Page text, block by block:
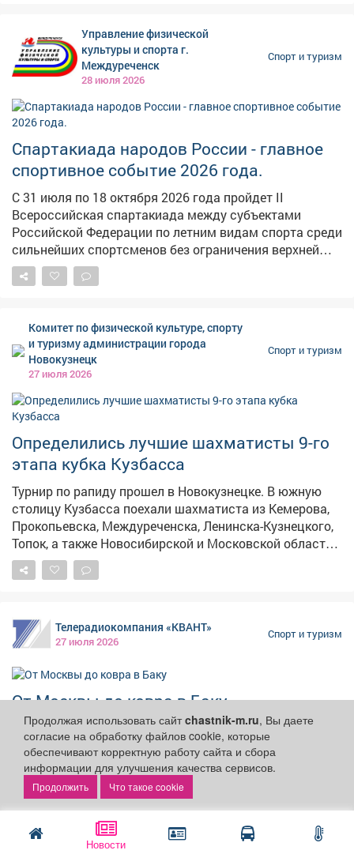
Новости
этапом на пути к формированию сборных команд
страны для участия в летних Олимпийских играх 2028
года. В программу вошли соревнования по 44 видам
спорта. Старты примут семь регионов России на 43
спортивных объектах в 16 населённых пунктах. Всего
будет разыграно 350 комплектов наград и три
командных кубка. Ожидается участие более 9 400
спортсменов, подготовку которых обеспечивают
свыше 3 200 тренеров, а соревнования будут
обслуживать более 1 800 спортивных судей. Столицей
Спартакиады народов России в 2026 году станет
Екатеринбург. Именно здесь 8 августа состоится
торжественная церемония открытия соревнований.
Следить за новостями, расписанием и результатами
можно на официальных ресурсах Спартакиады: •
сайт: fd-sport.ru/spartakiada; • сообщество во
max.ru/id77037712....
Управление физической
культуры и спорта г.
Междуреченск
28 июля 2026
Спорт и туризм
Спартакиада народов России - главное
спортивное событие 2026 года.
С 31 июля по 18 октября 2026 года пройдет II
Всероссийская спартакиада между субъектами
Российской Федерации по летним видам спорта среди
сильнейших спортсменов без ограничения верхней
границы возраста - «Спартакиада народов России».
Следите за новостями, расписанием соревнований и
ресурсах Спартакиады: МАХ: max.ru/id77037712...
ВКонтакте: vk.ru/spartakiada2026 Официальный сайт:
fd-sport.ru/spartakiada
Комитет по физической культуре, спорту
и туризму администрации города
Новокузнецк
27 июля 2026
Спорт и туризм
Определились лучшие шахматисты 9-го
этапа кубка Кузбасса
Турнир по рапиду прошел в Новокузнецке. В южную
столицу Кузбасса поехали шахматиста из Кемерова,
Прокопьевска, Междуреченска, Ленинска-Кузнецкого,
Топок, а также Новосибирской и Московской областей.
Всего за титул лучшего боролись 52 спортсмена
разного возраста и уровня подготовки, которые
Андреенко (Новокузнецк) - 7 🥉Даниил Дубограев
(Прокопьевск) - 7 Победители в различных категориях:
женщины - Дарья Хомяк (Кемерово) юноши -
Мирослав Ширяев (Прокопьевск) ветераны - Тамара
Сорокина (женский международный мастер,
Новокузнецк)
Телерадиокомпания «КВАНТ»
27 июля 2026
Спорт и туризм
От Москвы до ковра в Баку
Азербайджан готовится принять Первенство Мира по
вольной борьбе среди спортсменов до 18-ти лет.
Продолжая использовать сайтchastnik-m.ru, Вы даете
согласие на обработку файлов cookie, которые
обеспечивают корректную работу сайта и сбора
информации для улучшения качества сервисов.
Что такое cookie